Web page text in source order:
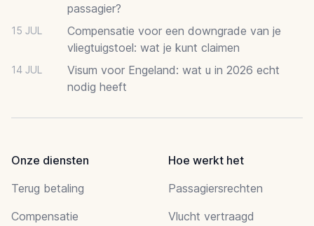
passagier?
15 JUL
Compensatie voor een downgrade van je
vliegtuigstoel: wat je kunt claimen
14 JUL
Visum voor Engeland: wat u in 2026 echt
nodig heeft
Onze diensten
Terug betaling
Compensatie
Hoe werkt het
Passagiersrechten
Vlucht vertraagd